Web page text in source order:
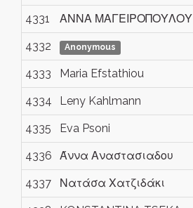
4331 ΑΝΝΑ ΜΑΓΕΙΡΟΠΟΥΛΟΥ
4332 Anonymous
4333 Maria Efstathiou
4334 Leny Kahlmann
4335 Eva Psoni
4336 Άννα Αναστασιαδου
4337 Νατάσα Χατζιδάκι